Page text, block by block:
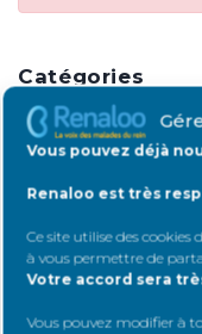
Vous pouvez déjà
Renaloo est très
Ce site utilise des
à vous permettre de
Votre accord sera
Vous pouvez modifier à
Catégories
COVID19
SOUTENIR
RENCONTRE